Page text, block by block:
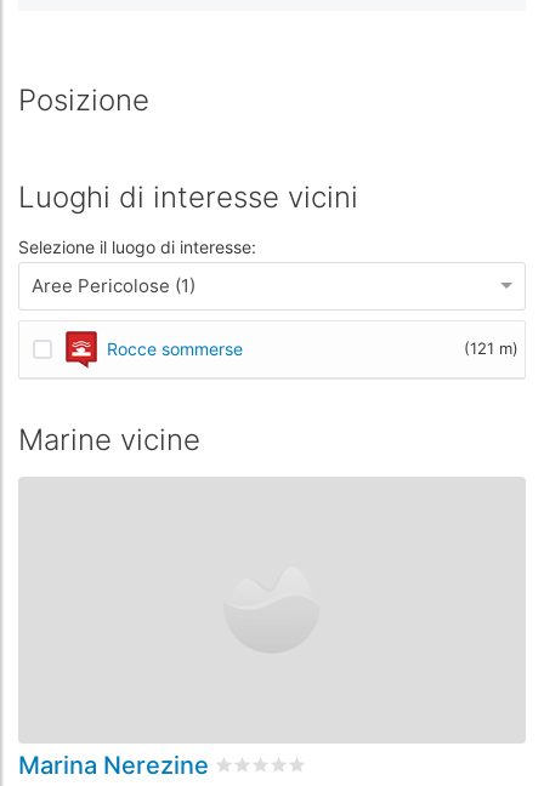
Posizione
Luoghi di interesse vicini
Selezione il luogo di interesse:
Aree Pericolose (1)
Rocce sommerse (121 m)
Marine vicine
Marina Nerezine Valutato0